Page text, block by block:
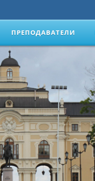
ПРЕПОДАВАТЕЛИ